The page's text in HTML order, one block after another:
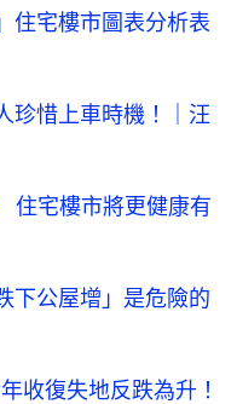
住宅樓市圖表分析表
珍惜上車時機！｜汪
住宅樓市將更健康有
公屋增」是危險的
收復失地反跌為升！